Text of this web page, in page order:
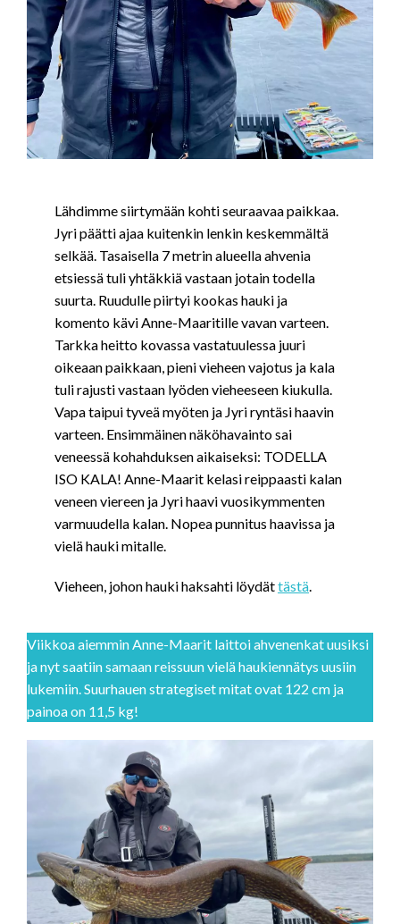
Lähdimme siirtymään kohti seuraavaa paikkaa.
Jyri päätti ajaa kuitenkin lenkin keskemmältä
selkää. Tasaisella 7 metrin alueella ahvenia
etsiessä tuli yhtäkkiä vastaan jotain todella
suurta. Ruudulle piirtyi kookas hauki ja
komento kävi Anne-Maaritille vavan varteen.
Tarkka heitto kovassa vastatuulessa juuri
oikeaan paikkaan, pieni vieheen vajotus ja kala
tuli rajusti vastaan lyöden vieheeseen kiukulla.
Vapa taipui tyveä myöten ja Jyri ryntäsi haavin
varteen. Ensimmäinen näköhavainto sai
veneessä kohahduksen aikaiseksi: TODELLA
ISO KALA! Anne-Maarit kelasi reippaasti kalan
veneen viereen ja Jyri haavi vuosikymmenten
varmuudella kalan. Nopea punnitus haavissa ja
vielä hauki mitalle.
Vieheen, johon hauki haksahti löydättästä
Viikkoa aiemmin Anne-Maarit laittoi ahvenenkat uusiksi
ja nyt saatiin samaan reissuun vielä haukiennätys uusiin
lukemiin. Suurhauen strategiset mitat ovat 122 cm ja
painoa on 11,5 kg!